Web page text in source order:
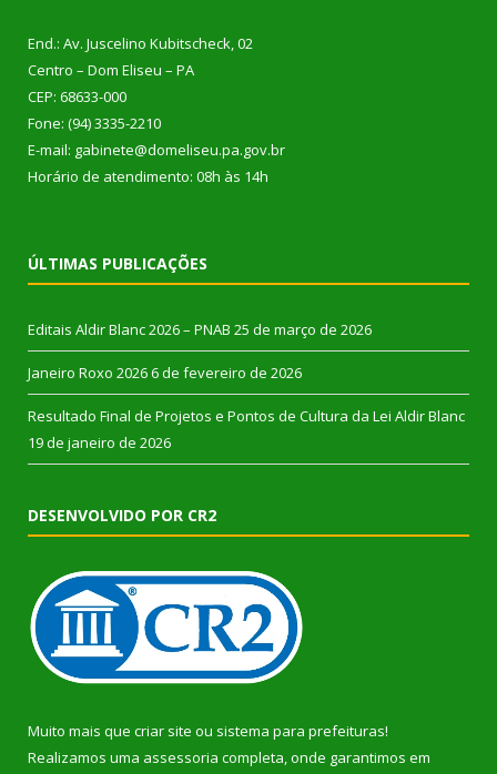
End.: Av. Juscelino Kubitscheck, 02
Centro – Dom Eliseu – PA
CEP: 68633-000
Fone: (94) 3335-2210
E-mail: gabinete@domeliseu.pa.gov.br
Horário de atendimento: 08h às 14h
ÚLTIMAS PUBLICAÇÕES
Editais Aldir Blanc 2026 – PNAB 25 de março de 2026
Janeiro Roxo 2026 6 de fevereiro de 2026
Resultado Final de Projetos e Pontos de Cultura da Lei Aldir Blanc
19 de janeiro de 2026
DESENVOLVIDO POR CR2
Muito mais que criar site ou sistema para prefeituras!
Realizamos uma assessoria completa, onde garantimos em